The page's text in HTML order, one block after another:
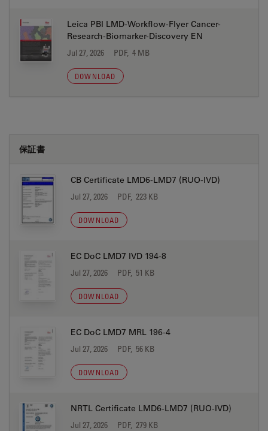
Leica PBI LMD-Workflow-Flyer Cancer-
Research-Biomarker-Discovery EN
Jul 27, 2026 PDF, 4 MB
DOWNLOAD
保証書
CB Certificate LMD6-LMD7 (RUO-IVD)
Jul 27, 2026 PDF, 223 KB
DOWNLOAD
EC DoC LMD7 IVD 194-8
Jul 27, 2026 PDF, 51 KB
DOWNLOAD
EC DoC LMD7 MRL 196-4
Jul 27, 2026 PDF, 56 KB
DOWNLOAD
NRTL Certificate LMD6-LMD7 (RUO-IVD)
Jul 27, 2026 PDF, 279 KB